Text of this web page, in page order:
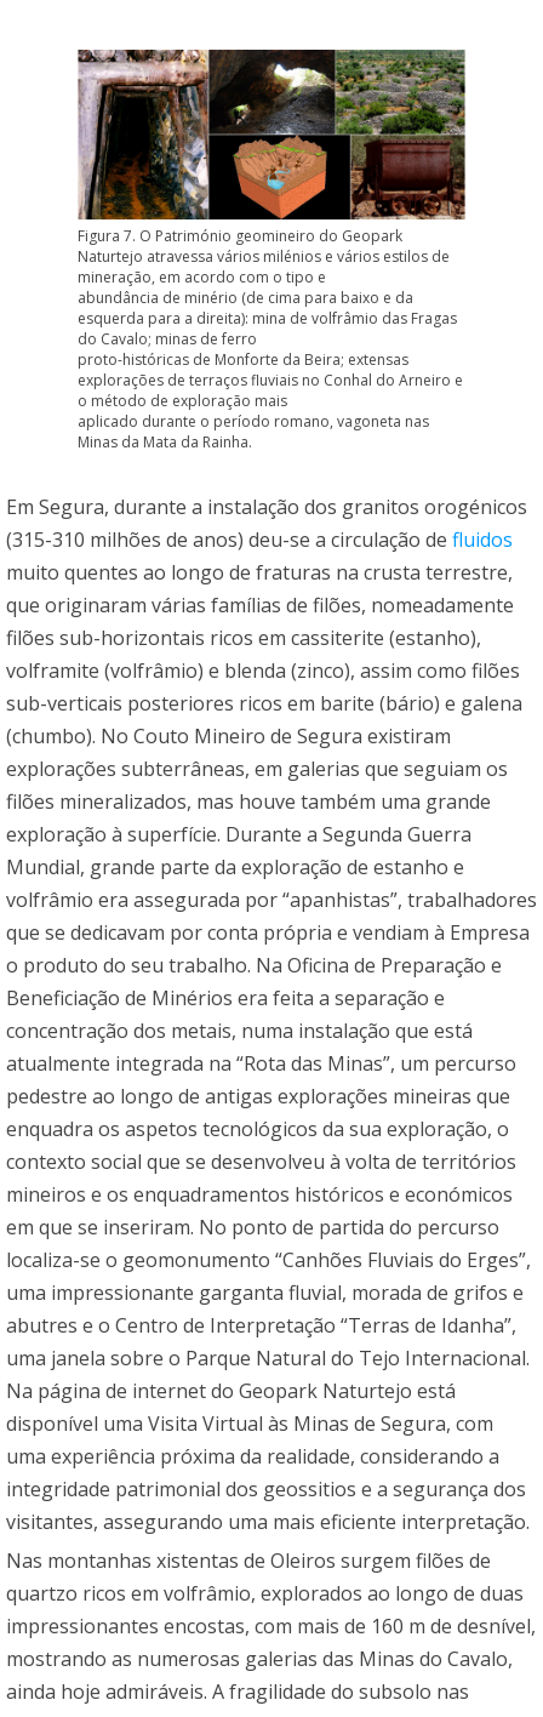
Figura 7. O Património geomineiro do Geopark
Naturtejo atravessa vários milénios e vários estilos de
mineração, em acordo com o tipo e
abundância de minério (de cima para baixo e da
esquerda para a direita): mina de volfrâmio das Fragas
do Cavalo; minas de ferro
proto-históricas de Monforte da Beira; extensas
explorações de terraços fluviais no Conhal do Arneiro e
o método de exploração mais
aplicado durante o período romano, vagoneta nas
Minas da Mata da Rainha.
Em Segura, durante a instalação dos granitos orogénicos
(315-310 milhões de anos) deu-se a circulação de fluidos
muito quentes ao longo de fraturas na crusta terrestre,
que originaram várias famílias de filões, nomeadamente
filões sub-horizontais ricos em cassiterite (estanho),
volframite (volfrâmio) e blenda (zinco), assim como filões
sub-verticais posteriores ricos em barite (bário) e galena
(chumbo). No Couto Mineiro de Segura existiram
explorações subterrâneas, em galerias que seguiam os
filões mineralizados, mas houve também uma grande
exploração à superfície. Durante a Segunda Guerra
Mundial, grande parte da exploração de estanho e
volfrâmio era assegurada por “apanhistas”, trabalhadores
que se dedicavam por conta própria e vendiam à Empresa
o produto do seu trabalho. Na Oficina de Preparação e
Beneficiação de Minérios era feita a separação e
concentração dos metais, numa instalação que está
atualmente integrada na “Rota das Minas”, um percurso
pedestre ao longo de antigas explorações mineiras que
enquadra os aspetos tecnológicos da sua exploração, o
contexto social que se desenvolveu à volta de territórios
mineiros e os enquadramentos históricos e económicos
em que se inseriram. No ponto de partida do percurso
localiza-se o geomonumento “Canhões Fluviais do Erges”,
uma impressionante garganta fluvial, morada de grifos e
abutres e o Centro de Interpretação “Terras de Idanha”,
uma janela sobre o Parque Natural do Tejo Internacional.
Na página de internet do Geopark Naturtejo está
disponível uma Visita Virtual às Minas de Segura, com
uma experiência próxima da realidade, considerando a
integridade patrimonial dos geossitios e a segurança dos
visitantes, assegurando uma mais eficiente interpretação.
Nas montanhas xistentas de Oleiros surgem filões de
quartzo ricos em volfrâmio, explorados ao longo de duas
impressionantes encostas, com mais de 160 m de desnível,
mostrando as numerosas galerias das Minas do Cavalo,
ainda hoje admiráveis. A fragilidade do subsolo nas